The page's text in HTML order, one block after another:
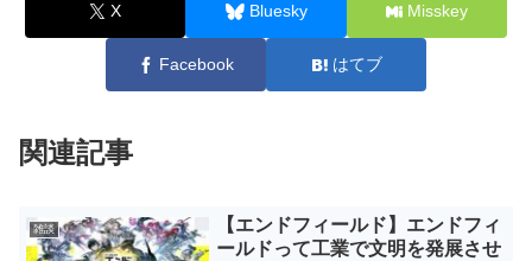
X Bluesky Misskey
Facebook はてブ
関連記事
雑談
【エンドフィールド】エンドフィ
ールドって工業で文明を発展させ